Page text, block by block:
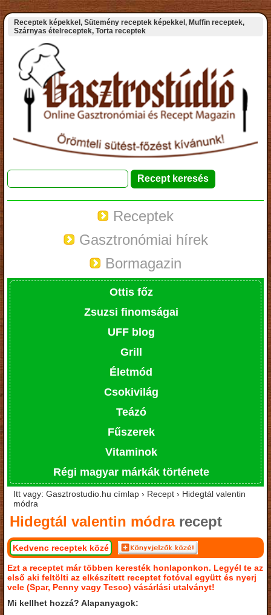
Receptek képekkel, Sütemény receptek képekkel, Muffin receptek,
Szárnyas ételreceptek, Torta receptek
Receptek
Gasztronómiai hírek
Bormagazin
Ottis főz
Zsuzsi finomságai
UFF blog
Grill
Életmód
Csokivilág
Teázó
Fűszerek
Vitaminok
Régi magyar márkák története
Itt vagy: Gasztrostudio.hu címlap › Recept › Hidegtál valentin
módra
Hidegtál valentin módrarecept
Kedvenc receptek közé
Ezt a receptet már többen keresték honlaponkon. Legyél te az
első aki feltölti az elkészített receptet fotóval együtt és nyerj
vele (Spar, Penny vagy Tesco) vásárlási utalványt!
Mi kellhet hozzá? Alapanyagok: